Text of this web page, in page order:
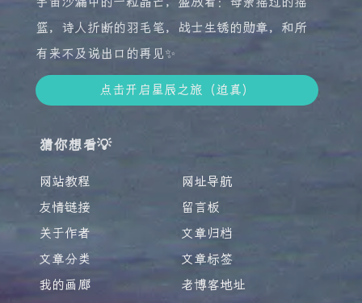
宇宙沙漏中的一粒晶芒，盛放着：母亲摇过的摇
篮，诗人折断的羽毛笔，战士生锈的勋章，和所
有来不及说出口的再见✨
点击开启星辰之旅（迫真）
猜你想看💡
网站教程
网址导航
友情链接
留言板
关于作者
文章归档
文章分类
文章标签
我的画廊
老博客地址